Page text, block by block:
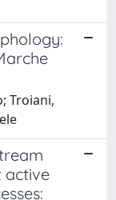
Troiani,
active